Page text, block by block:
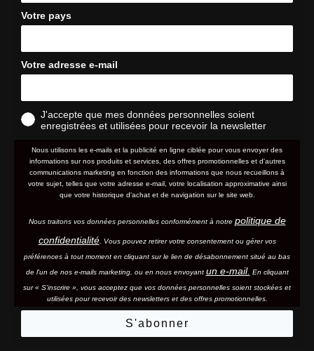
Votre pays
Votre adresse e-mail
J'accepte que mes données personnelles soient
enregistrées et utilisées pour recevoir la newsletter
Nous utilisons les e-mails et la publicité en ligne ciblée pour vous envoyer des
informations sur nos produits et services, des offres promotionnelles et d'autres
communications marketing en fonction des informations que nous recueillons à
votre sujet, telles que votre adresse e-mail, votre localisation approximative ainsi
que votre historique d'achat et de navigation sur le site web.
Nous traitons vos données personnelles conformément à notre politique de
confidentialité. Vous pouvez retirer votre consentement ou gérer vos
préférences à tout moment en cliquant sur le lien de désabonnement situé au bas
de l'un de nos e-mails marketing, ou en nous envoyant un e-mail. En cliquant
sur « S'inscrire », vous acceptez que vos données personnelles soient stockées et
utilisées pour recevoir des newsletters et des offres promotionnelles.
S'abonner